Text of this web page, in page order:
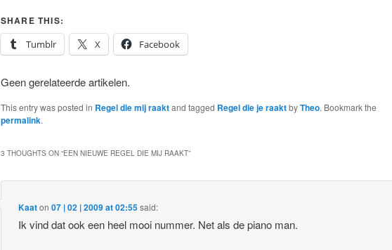
SHARE THIS:
Tumblr
X Facebook
Geen gerelateerde artikelen.
This entry was posted in Regel die mij raaktand tagged Regel die je raaktbyTheo. Bookmark the
permalink.
3 THOUGHTS ON “EEN NIEUWE REGEL DIE MIJ RAAKT”
Kaaton07 | 02 | 2009 at 02:55said:
Ik vind dat ook een heel mooi nummer. Net als de piano man.